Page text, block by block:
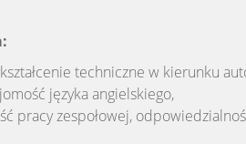
techniczne w kierunku
języka angielskiego,
pracy zespołowej,